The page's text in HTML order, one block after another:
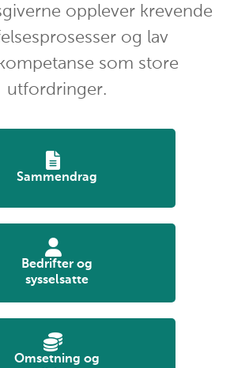
opplever krevende
og lav
som store
utfordringer.
Sammendrag
Bedrifter og
sysselsatte
Omsetning og